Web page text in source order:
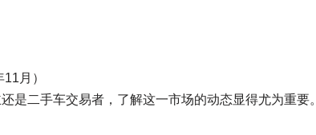
月）
是二手车交易者，了解这一市场的动态显得尤为重要。